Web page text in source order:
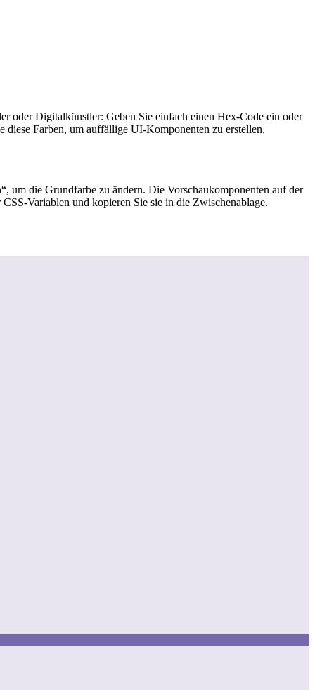
oder Digitalkünstler: Geben Sie einfach einen Hex-Code ein oder
diese Farben, um auffällige UI-Komponenten zu erstellen,
um die Grundfarbe zu ändern. Die Vorschaukomponenten auf der
Variablen und kopieren Sie sie in die Zwischenablage.